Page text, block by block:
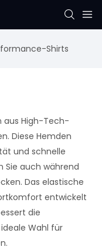
Shirts
aus High-Tech-
Diese Hemden
und schnelle
Sie auch während
Das elastische
entwickelt
die
Wahl für